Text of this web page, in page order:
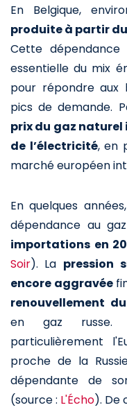
En Belgique,
produite à partir
Cette
essentielle du mix
pour répondre aux
pics de demande.
prix du gaz
de l’électricité, en
marché européen
En quelques
dépendance au
importations en
Soir). La pression
encore aggravée
renouvellement
en gaz russe.
particulièrement
proche de la
dépendante de
(source : L'Écho). De